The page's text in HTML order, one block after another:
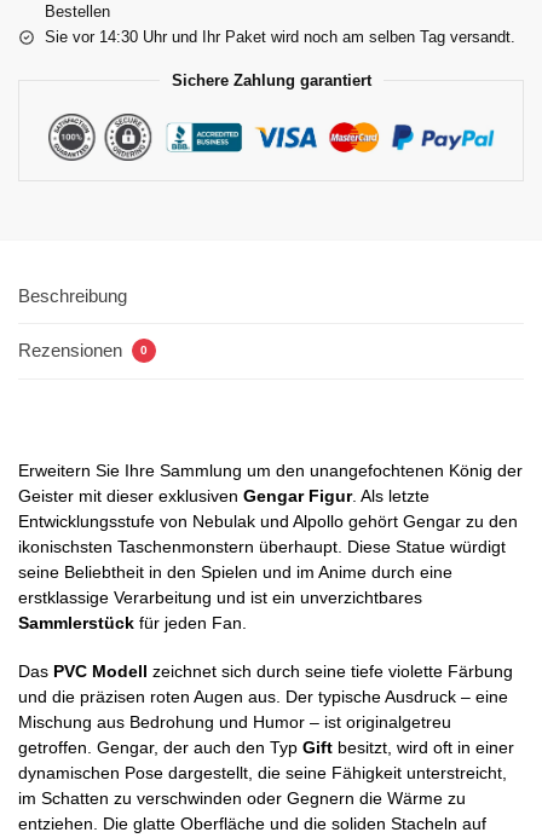
Bestellen
Sie vor 14:30 Uhr und Ihr Paket wird noch am selben Tag versandt.
Sichere Zahlung garantiert
Beschreibung
Rezensionen 0
Erweitern Sie Ihre Sammlung um den unangefochtenen König der
Geister mit dieser exklusiven Gengar Figur. Als letzte
Entwicklungsstufe von Nebulak und Alpollo gehört Gengar zu den
ikonischsten Taschenmonstern überhaupt. Diese Statue würdigt
seine Beliebtheit in den Spielen und im Anime durch eine
erstklassige Verarbeitung und ist ein unverzichtbares
Sammlerstück für jeden Fan.
Das PVC Modell zeichnet sich durch seine tiefe violette Färbung
und die präzisen roten Augen aus. Der typische Ausdruck – eine
Mischung aus Bedrohung und Humor – ist originalgetreu
getroffen. Gengar, der auch den Typ Gift besitzt, wird oft in einer
dynamischen Pose dargestellt, die seine Fähigkeit unterstreicht,
im Schatten zu verschwinden oder Gegnern die Wärme zu
entziehen. Die glatte Oberfläche und die soliden Stacheln auf